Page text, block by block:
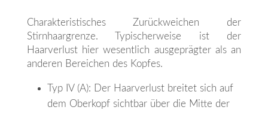
Charakteristisches Zurückweichen der
Stirnhaargrenze. Typischerweise ist der
Haarverlust hier wesentlich ausgeprägter als an
anderen Bereichen des Kopfes.
Typ IV (A): Der Haarverlust breitet sich auf
dem Oberkopf sichtbar über die Mitte der